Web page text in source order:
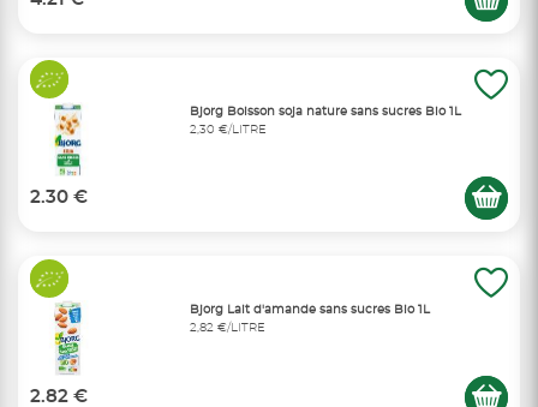
Bjorg Boisson soja nature sans sucres Bio 1L
2,30 €/LITRE
2.30 €
Bjorg Lait d'amande sans sucres Bio 1L
2,82 €/LITRE
2.82 €